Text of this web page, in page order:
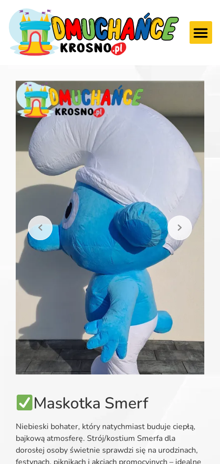
Maskotka Smerf
Niebieski bohater, który natychmiast buduje ciepłą,
bajkową atmosferę. Strój/kostium Smerfa dla
dorosłej osoby świetnie sprawdzi się na urodzinach,